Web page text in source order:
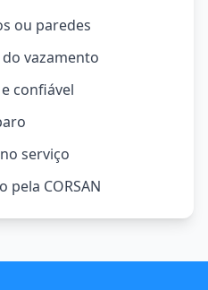
ou paredes
vazamento
confiável
serviço
pela CORSAN